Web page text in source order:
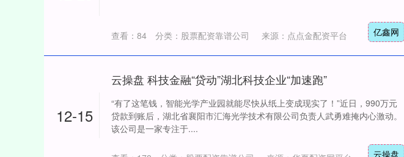
亿鑫网
来源：点点金配资平台
查看： 84 分类： 股票配资靠谱公司
12-15
云操盘 科技金融“贷动”湖北科技企业“加速跑”
“有了这笔钱，智能光学产业园就能尽快从纸上变成现实了！”近日，990万元
贷款到账后，湖北省襄阳市汇海光学技术有限公司负责人武勇难掩内心激动。
该公司是一家专注于....
云操盘